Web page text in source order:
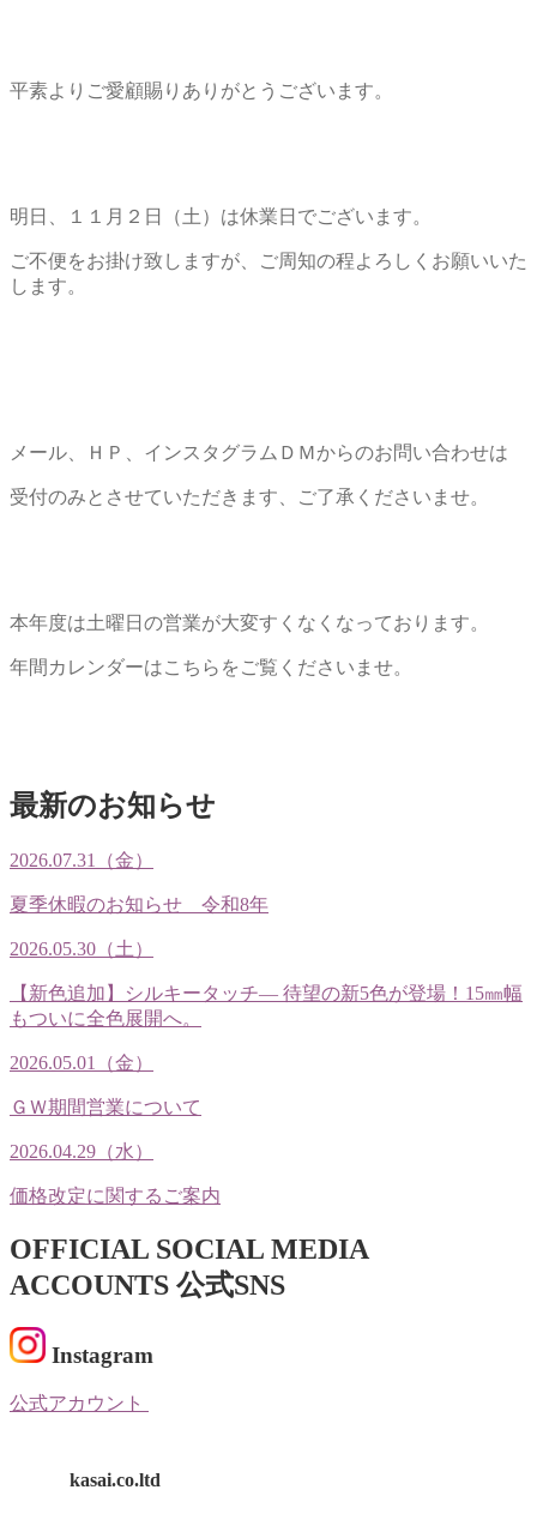
平素よりご愛顧賜りありがとうございます。
明日、１１月２日（土）は休業日でございます。
ご不便をお掛け致しますが、ご周知の程よろしくお願いいた
します。
メール、ＨＰ、インスタグラムＤＭからのお問い合わせは
受付のみとさせていただきます、ご了承くださいませ。
本年度は土曜日の営業が大変すくなくなっております。
年間カレンダーはこちらをご覧くださいませ。
最新のお知らせ
2026.07.31（金）
夏季休暇のお知らせ 令和8年
2026.05.30（土）
【新色追加】シルキータッチ— 待望の新5色が登場！15㎜幅
もついに全色展開へ。
2026.05.01（金）
ＧＷ期間営業について
2026.04.29（水）
価格改定に関するご案内
OFFICIAL SOCIAL MEDIA
ACCOUNTS 公式SNS
Instagram
公式アカウント
kasai.co.ltd